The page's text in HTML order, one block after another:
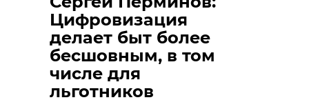
Цифровизация
делает быт более
бесшовным, в том
числе для
льготников